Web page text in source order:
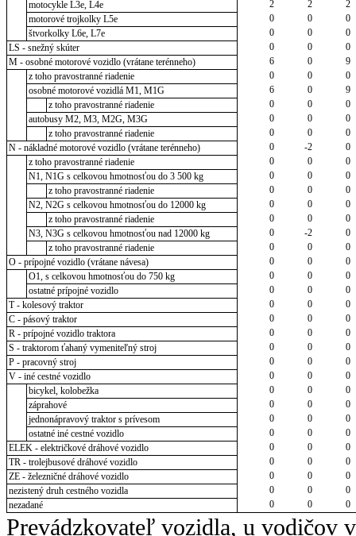
motocykle L3e, L4e
2 2
2
motorové trojkolky L5e
0 0
0
štvorkolky L6e, L7e
0 0
0
LS - snežný skúter
0 0
0
M - osobné motorové vozidlo (vrátane terénneho)
6 0
9
z toho pravostranné riadenie
0 0
0
osobné motorové vozidlá M1, M1G
6 0
9
z toho pravostranné riadenie
0 0
0
autobusy M2, M3, M2G, M3G
0 0
0
z toho pravostranné riadenie
0 0
0
N - nákladné motorové vozidlo (vrátane terénneho)
0 -2
0
z toho pravostranné riadenie
0 0
0
N1, N1G s celkovou hmotnosťou do 3 500 kg
0 0
0
z toho pravostranné riadenie
0 0
0
N2, N2G s celkovou hmotnosťou do 12000 kg
0 0
0
z toho pravostranné riadenie
0 0
0
N3, N3G s celkovou hmotnosťou nad 12000 kg
0 -2
0
z toho pravostranné riadenie
0 0
0
O - prípojné vozidlo (vrátane návesa)
0 0
0
O1, s celkovou hmotnosťou do 750 kg
0 0
0
ostatné prípojné vozidlo
0 0
0
T - kolesový traktor
0 0
0
C - pásový traktor
0 0
0
R - prípojné vozidlo traktora
0 0
0
S - traktorom ťahaný vymeniteľný stroj
0 0
0
P - pracovný stroj
0 0
0
V - iné cestné vozidlo
0 0
0
bicykel, kolobežka
0 0
0
záprahové
0 0
0
jednonápravový traktor s prívesom
0 0
0
ostatné iné cestné vozidlo
0 0
0
ELEK - električkové dráhové vozidlo
0 0
0
TR - trolejbusové dráhové vozidlo
0 0
0
ZE - železničné dráhové vozidlo
0 0
0
nezistený druh cestného vozidla
0 0
0
nezadané
0 0 0
Prevádzkovateľ vozidla, u vodičov